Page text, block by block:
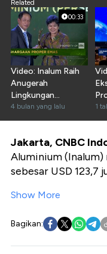
Related
00:33
Video: Inalum Raih
Anugerah
Lingkungan
PROPER EMAS
2025
4 bulan yang lalu 1
Jakarta, CNBC
Aluminium
sebesar USD 123,7
Show More
Bagikan: